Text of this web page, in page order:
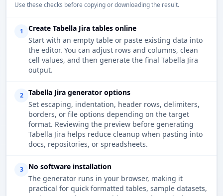
Use these checks before copying or downloading the result.
1
Create Tabella Jira tables online
Start with an empty table or paste existing data into
the editor. You can adjust rows and columns, clean
cell values, and then generate the final Tabella Jira
output.
2
Tabella Jira generator options
Set escaping, indentation, header rows, delimiters,
borders, or file options depending on the target
format. Reviewing the preview before generating
Tabella Jira helps reduce cleanup when pasting into
docs, repositories, or spreadsheets.
3
No software installation
The generator runs in your browser, making it
practical for quick formatted tables, sample datasets,